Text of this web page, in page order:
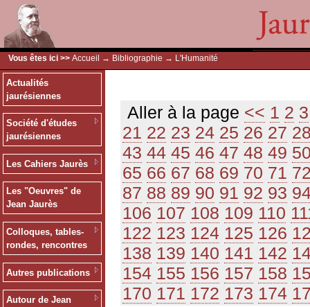
Vous êtes ici >> Accueil → Bibliographie → L'Humanité
Actualités
jaurésiennes
Société d'études
jaurésiennes
Les Cahiers Jaurès
Les "Oeuvres" de
Jean Jaurès
Colloques, tables-
rondes, rencontres
Autres publications
Autour de Jean
Aller à la page << 1 2 3
21 22 23 24 25 26 27
43 44 45 46 47 48 49
65 66 67 68 69 70 71
87 88 89 90 91 92 93
106 107 108 109 110
122 123 124 125 126
138 139 140 141 142
154 155 156 157 158
170 171 172 173 174